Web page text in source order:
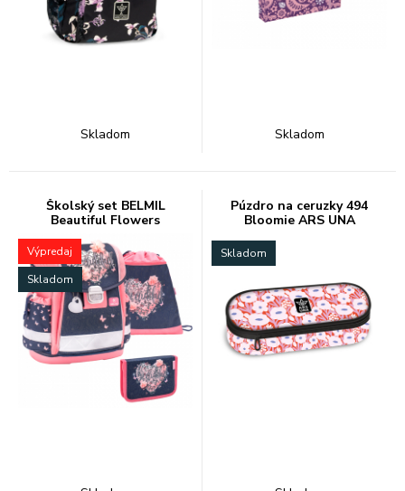
Skladom Skladom
Školský set BELMIL
Beautiful Flowers
Výpredaj
Skladom
Púzdro na ceruzky 494
Bloomie ARS UNA
Skladom